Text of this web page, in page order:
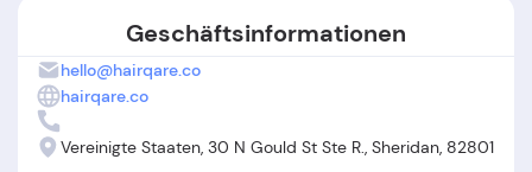
Geschäftsinformationen
hello@hairqare.co
hairqare.co
Vereinigte Staaten, 30 N Gould St Ste R., Sheridan, 82801